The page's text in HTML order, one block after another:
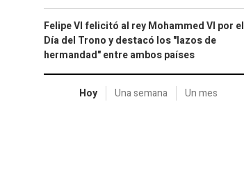
Felipe VI felicitó al rey Mohammed VI por el
Día del Trono y destacó los "lazos de
hermandad" entre ambos países
Hoy Una semana Un mes